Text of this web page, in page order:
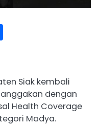
Siak kembali
dengan
Health Coverage
Madya.